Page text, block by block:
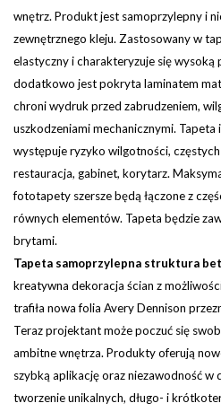
wnętrz. Produkt jest samoprzylepny i
zewnętrznego kleju. Zastosowany w
elastyczny i charakteryzuje się wysoką
dodatkowo jest pokryta laminatem
chroni wydruk przed zabrudzeniem,
uszkodzeniami mechanicznymi.
występuje ryzyko wilgotności, częstych
restauracja, gabinet, korytarz.
fototapety szersze będą łączone z
równych elementów. Tapeta będzie
brytami.
Tapeta samoprzylepna struktura
kreatywna dekoracja ścian z
trafiła nowa folia Avery Dennison
Teraz projektant może poczuć się
ambitne wnętrza. Produkty oferują
szybką aplikację oraz niezawodność w
tworzenie unikalnych, długo- i